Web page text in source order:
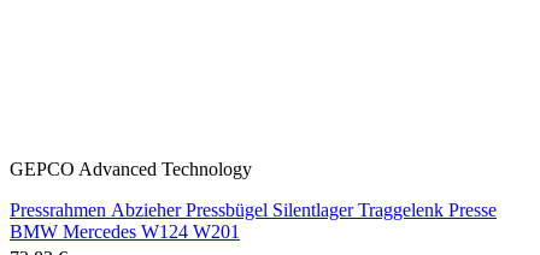
GEPCO Advanced Technology
Pressrahmen Abzieher Pressbügel Silentlager Traggelenk Presse
BMW Mercedes W124 W201